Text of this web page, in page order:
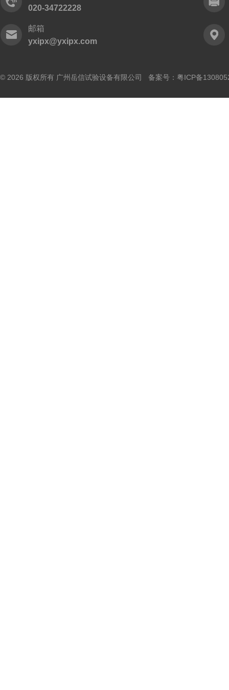
020-34722228
邮箱
yxipx@yxipx.com
© 2026 版权所有 广州岳信试验设备有限公司 备案号： 粤ICP备